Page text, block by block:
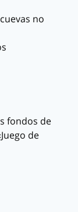
no
fondos de
de